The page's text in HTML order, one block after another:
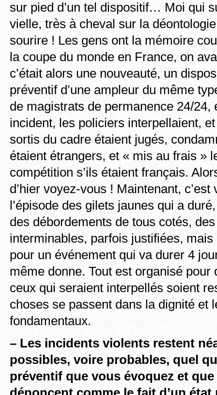
sur pied d’un tel dispositif… Moi qui
vielle, très à cheval sur la
sourire ! Les gens ont la mémoire
la coupe du monde en France, on
c’était alors une nouveauté, un
préventif d’une ampleur du même
de magistrats de permanence 24/24,
incident, les policiers interpellaient,
sortis du cadre étaient jugés,
étaient étrangers, et « mis au frais »
compétition s’ils étaient français.
d’hier voyez-vous ! Maintenant, c’est
l’épisode des gilets jaunes qui a
des débordements de tous cotés,
interminables, parfois justifiées,
pour un événement qui va durer 4
même donne. Tout est organisé pour
ceux qui seraient interpellés soient
choses se passent dans la dignité et
fondamentaux.
– Les incidents violents restent
possibles, voire probables, quel
préventif que vous évoquez et que